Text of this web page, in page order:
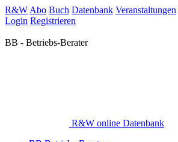
R&W Abo Buch Datenbank Veranstaltungen
Login Registrieren
BB - Betriebs-Berater
R&W online Datenbank